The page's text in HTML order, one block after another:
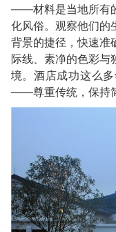
——材料是当地所有
化风俗。观察他们的
背景的捷径，快速准
际线、素净的色彩与
境。酒店成功这么
——尊重传统，保持